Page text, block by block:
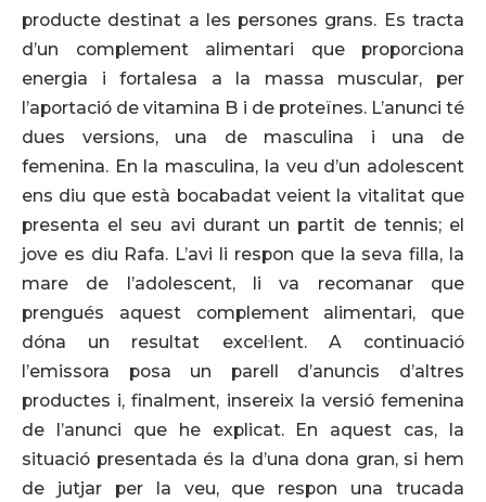
producte destinat a les persones grans. Es tracta
d’un complement alimentari que proporciona
energia i fortalesa a la massa muscular, per
l’aportació de vitamina B i de proteïnes. L’anunci té
dues versions, una de masculina i una de
femenina. En la masculina, la veu d’un adolescent
ens diu que està bocabadat veient la vitalitat que
presenta el seu avi durant un partit de tennis; el
jove es diu Rafa. L’avi li respon que la seva filla, la
mare de l’adolescent, li va recomanar que
prengués aquest complement alimentari, que
dóna un resultat excel·lent. A continuació
l’emissora posa un parell d’anuncis d’altres
productes i, finalment, insereix la versió femenina
de l’anunci que he explicat. En aquest cas, la
situació presentada és la d’una dona gran, si hem
de jutjar per la veu, que respon una trucada